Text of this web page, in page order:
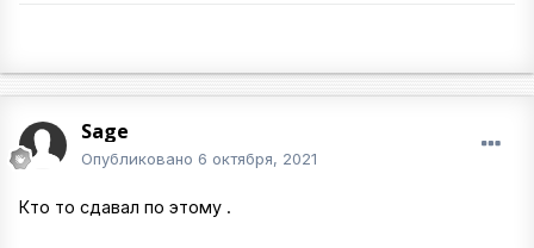
Sage
Опубликовано 6 октября, 2021
Кто то сдавал по этому .